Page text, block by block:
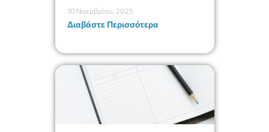
«ΙΩΑΝΝΗΣ ΧΡΙΣΤΑΚΗΣ» στον 1ο
όροφο για τη συζήτηση και λήψη
θέματα:
10 Νοεμβρίου, 2025
Διαβάστε Περισσότερα